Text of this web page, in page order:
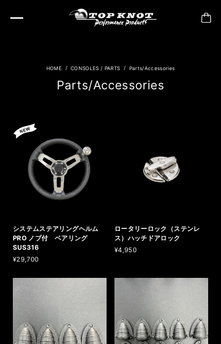
CONSOLES / PARTS Parts/Accessories
Parts/Accessories
システムステアリングヘルム
PRO ノブ付 ベアリング
SUS316
¥29,700
ロータリーロック（ステンレ
ス）ハッチドアロック
¥4,950